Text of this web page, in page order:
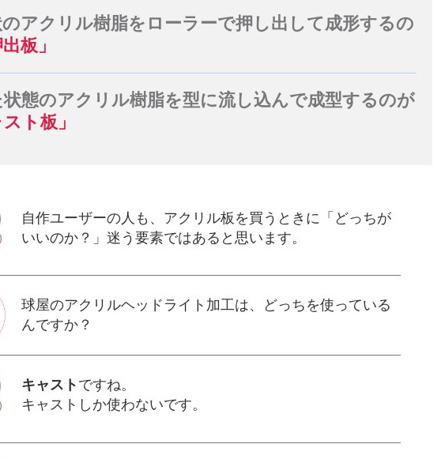
アクリル樹脂をローラーで押し出して成形するの
出板」
態のアクリル樹脂を型に流し込んで成型するのが
スト板」
自作ユーザーの人も、アクリル板を買うときに「どっちが
いいのか？」迷う要素ではあると思います。
球屋のアクリルヘッドライト加工は、どっちを使っている
んですか？
キャスト ですね。
キャストしか使わないです。